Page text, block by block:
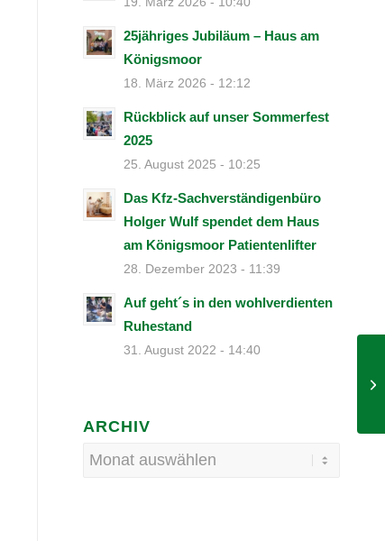
25jähriges Jubiläum – Haus am
Königsmoor
18. März 2026 - 12:12
Rückblick auf unser Sommerfest
2025
25. August 2025 - 10:25
Das Kfz-Sachverständigenbüro
Holger Wulf spendet dem Haus
am Königsmoor Patientenlifter
28. Dezember 2023 - 11:39
Auf geht´s in den wohlverdienten
Ruhestand
31. August 2022 - 14:40
ARCHIV